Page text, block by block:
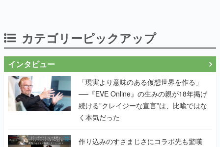
カテゴリーピックアップ
インタビュー
「現実より意味のある仮想世界を作る」
──『EVE Online』の生みの親が18年掲げ
続ける”クレイジーな宣言”は、比喩ではな
く本気だった
作り込みのすさまじさにコラボ先も驚嘆